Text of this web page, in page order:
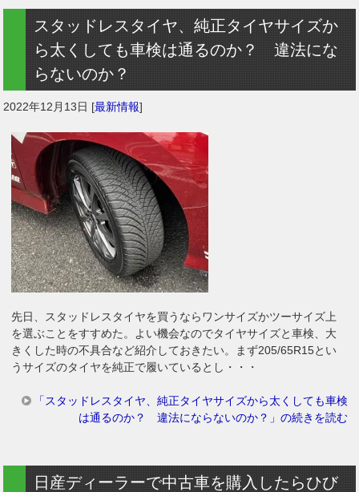
スタッドレスタイヤ、純正タイヤサイズか
ら太くしても車検は通るのか？ 違法にな
らないのか？
2022年12月13日 [最新情報]
先日、スタッドレスタイヤを買うならワンサイズかツーサイズ上
を選ぶことをすすめた。よい機会なのでタイヤサイズと車検、大
きくした時の不具合など紹介しておきたい。まず205/65R15とい
うサイズのタイヤを純正で履いているとし・・・
「スタッドレスタイヤ、純正タイヤサイズから太くしても車検
は通るのか？ 違法にならないのか？」の続きを読む
日産ディーラーで中古車を購入したらひび